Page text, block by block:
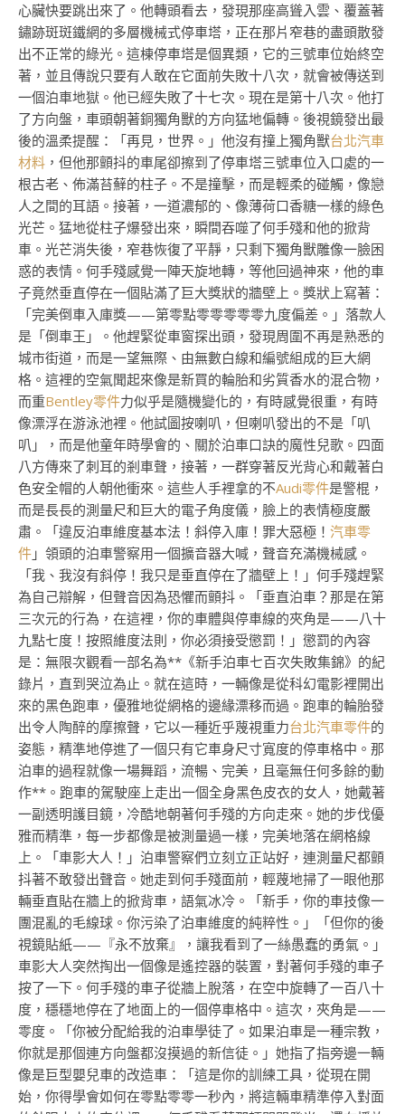
心臟快要跳出來了。他轉頭看去，發現那座高聳入雲、覆蓋著
鏽跡斑斑鐵網的多層機械式停車塔，正在那片窄巷的盡頭散發
出不正常的綠光。這棟停車塔是個異類，它的三號車位始終空
著，並且傳說只要有人敢在它面前失敗十八次，就會被傳送到
一個泊車地獄。他已經失敗了十七次。現在是第十八次。他打
了方向盤，車頭朝著銅獨角獸的方向猛地偏轉。後視鏡發出最
後的溫柔提醒：「再見，世界。」他沒有撞上獨角獸台北汽車
材料 ，但他那顫抖的車尾卻擦到了停車塔三號車位入口處的一
根古老、佈滿苔蘚的柱子。不是撞擊，而是輕柔的碰觸，像戀
人之間的耳語。接著，一道濃郁的、像薄荷口香糖一樣的綠色
光芒。猛地從柱子爆發出來，瞬間吞噬了何手殘和他的掀背
車。光芒消失後，窄巷恢復了平靜，只剩下獨角獸雕像一臉困
惑的表情。何手殘感覺一陣天旋地轉，等他回過神來，他的車
子竟然垂直停在一個貼滿了巨大獎狀的牆壁上。獎狀上寫著：
「完美倒車入庫獎——第零點零零零零零九度偏差。」落款人
是「倒車王」。他趕緊從車窗探出頭，發現周圍不再是熟悉的
城市街道，而是一望無際、由無數白線和編號組成的巨大網
格。這裡的空氣聞起來像是新買的輪胎和劣質香水的混合物，
而重Bentley零件力似乎是隨機變化的，有時感覺很重，有時
像漂浮在游泳池裡。他試圖按喇叭，但喇叭發出的不是「叭
叭」，而是他童年時學會的、關於泊車口訣的魔性兒歌。四面
八方傳來了刺耳的剎車聲，接著，一群穿著反光背心和戴著白
色安全帽的人朝他衝來。這些人手裡拿的不Audi零件是警棍，
而是長長的測量尺和巨大的電子角度儀，臉上的表情極度嚴
肅。「違反泊車維度基本法！斜停入庫！罪大惡極！ 汽車零
件 」領頭的泊車警察用一個擴音器大喊，聲音充滿機械感。
「我、我沒有斜停！我只是垂直停在了牆壁上！」何手殘趕緊
為自己辯解，但聲音因為恐懼而顫抖。「垂直泊車？那是在第
三次元的行為，在這裡，你的車體與停車線的夾角是——八十
九點七度！按照維度法則，你必須接受懲罰！」懲罰的內容
是：無限次觀看一部名為**《新手泊車七百次失敗集錦》的紀
錄片，直到哭泣為止。就在這時，一輛像是從科幻電影裡開出
來的黑色跑車，優雅地從網格的邊緣漂移而過。跑車的輪胎發
出令人陶醉的摩擦聲，它以一種近乎蔑視重力台北汽車零件的
姿態，精準地停進了一個只有它車身尺寸寬度的停車格中。那
泊車的過程就像一場舞蹈，流暢、完美，且毫無任何多餘的動
作**。跑車的駕駛座上走出一個全身黑色皮衣的女人，她戴著
一副透明護目鏡，冷酷地朝著何手殘的方向走來。她的步伐優
雅而精準，每一步都像是被測量過一樣，完美地落在網格線
上。「車影大人！」泊車警察們立刻立正站好，連測量尺都顫
抖著不敢發出聲音。她走到何手殘面前，輕蔑地掃了一眼他那
輛垂直貼在牆上的掀背車，語氣冰冷。「新手，你的車技像一
團混亂的毛線球。你污染了泊車維度的純粹性。」「但你的後
視鏡貼紙——『永不放棄』，讓我看到了一絲愚蠢的勇氣。」
車影大人突然掏出一個像是遙控器的裝置，對著何手殘的車子
按了一下。何手殘的車子從牆上脫落，在空中旋轉了一百八十
度，穩穩地停在了地面上的一個停車格中。這次，夾角是——
零度。「你被分配給我的泊車學徒了。如果泊車是一種宗教，
你就是那個連方向盤都沒摸過的新信徒。」她指了指旁邊一輛
像是巨型嬰兒車的改造車：「這是你的訓練工具，從現在開
始，你得學會如何在零點零零一秒內，將這輛車精準停入對面